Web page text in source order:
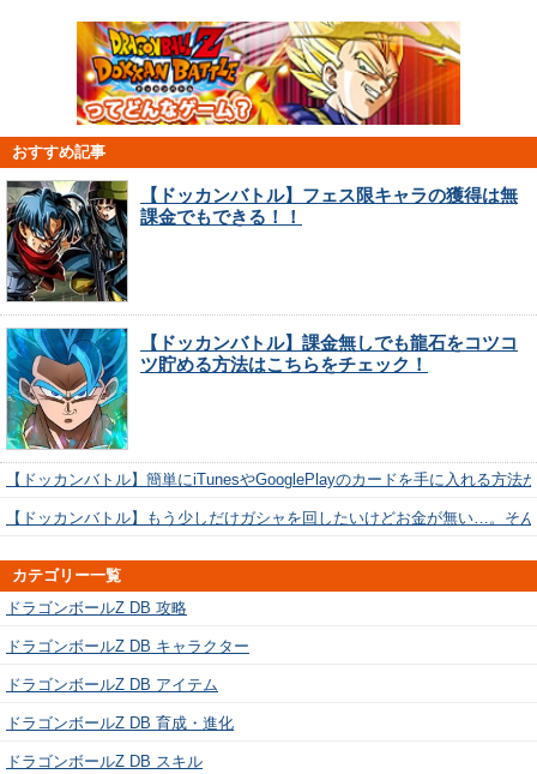
おすすめ記事
【ドッカンバトル】フェス限キャラの獲得は無
課金でもできる！！
【ドッカンバトル】課金無しでも龍石をコツコ
ツ貯める方法はこちらをチェック！
【ドッカンバトル】簡単にiTunesやGooglePlayのカードを手に入れる方法
【ドッカンバトル】もう少しだけガシャを回したいけどお金が無い…。そ
カテゴリー一覧
ドラゴンボールZ DB 攻略
ドラゴンボールZ DB キャラクター
ドラゴンボールZ DB アイテム
ドラゴンボールZ DB 育成・進化
ドラゴンボールZ DB スキル